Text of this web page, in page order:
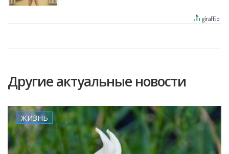
Другие актуальные новости
ЖИЗНЬ